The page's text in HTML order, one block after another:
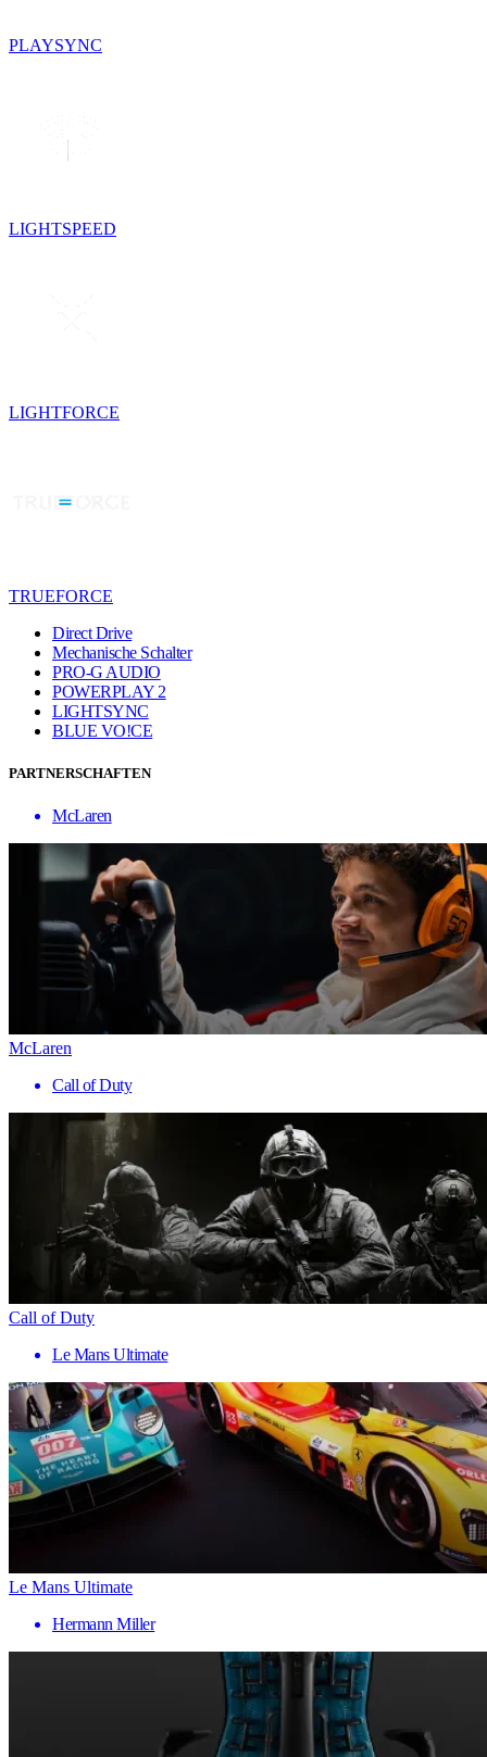
PLAYSYNC
LIGHTSPEED
LIGHTFORCE
TRUEFORCE
Direct Drive
Mechanische Schalter
PRO-G AUDIO
POWERPLAY 2
LIGHTSYNC
BLUE VO!CE
PARTNERSCHAFTEN
McLaren
McLaren
Call of Duty
Call of Duty
Le Mans Ultimate
Le Mans Ultimate
Hermann Miller